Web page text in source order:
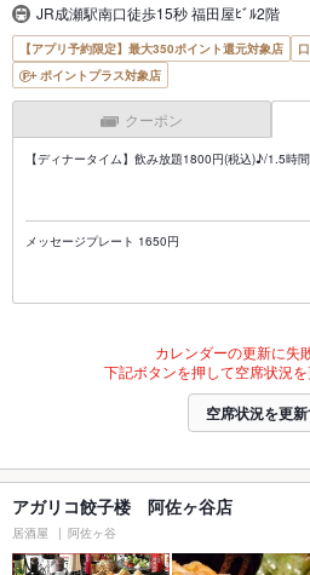
JR成瀬駅南口徒歩15秒 福田屋ﾋﾞﾙ2階
【アプリ予約限定】最大350ポイント還元対象店
ポイントプラス対象店
クーポン
【ディナータイム】飲み放題1800円(税込)♪/1.5時
メッセージプレート 1650円
カレンダーの更新に失
下記ボタンを押して空席状況を
空席状況を更
アガリコ餃子楼 阿佐ヶ谷店
居酒屋 阿佐ヶ谷